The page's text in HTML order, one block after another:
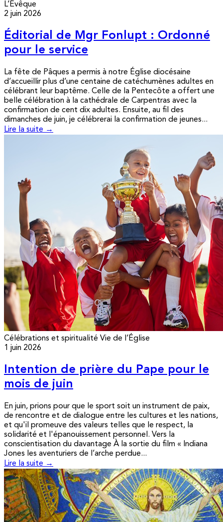
L’Évêque
2 juin 2026
Éditorial de Mgr Fonlupt : Ordonné
pour le service
La fête de Pâques a permis à notre Église diocésaine
d’accueillir plus d’une centaine de catéchumènes adultes en
célébrant leur baptême. Celle de la Pentecôte a offert une
belle célébration à la cathédrale de Carpentras avec la
confirmation de cent dix adultes. Ensuite, au fil des
dimanches de juin, je célébrerai la confirmation de jeunes...
Lire la suite →
Célébrations et spiritualité Vie de l’Église
1 juin 2026
Intention de prière du Pape pour le
mois de juin
En juin, prions pour que le sport soit un instrument de paix,
de rencontre et de dialogue entre les cultures et les nations,
et qu'il promeuve des valeurs telles que le respect, la
solidarité et l'épanouissement personnel. Vers la
conscientisation du davantage À la sortie du film « Indiana
Jones les aventuriers de l’arche perdue...
Lire la suite →